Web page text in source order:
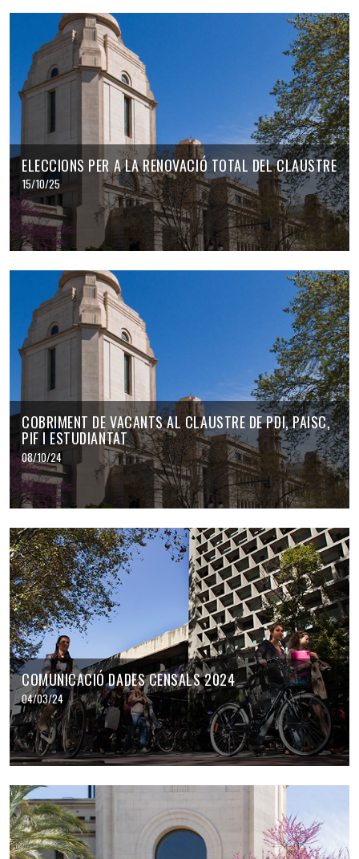
ELECCIONS PER A LA RENOVACIÓ TOTAL DEL CLAUSTRE
15/10/25
COBRIMENT DE VACANTS AL CLAUSTRE DE PDI, PAISC,
PIF I ESTUDIANTAT
08/10/24
COMUNICACIÓ DADES CENSALS 2024
04/03/24